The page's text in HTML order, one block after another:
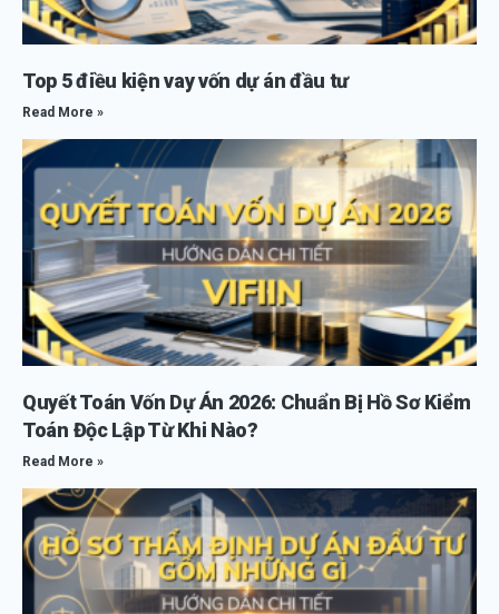
Top 5 điều kiện vay vốn dự án đầu tư
Read More »
Quyết Toán Vốn Dự Án 2026: Chuẩn Bị Hồ Sơ Kiểm
Toán Độc Lập Từ Khi Nào?
Read More »